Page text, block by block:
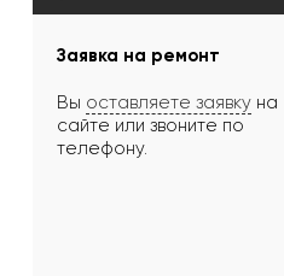
Заявка на ремонт
Вы оставляете заявку на
сайте или звоните по
телефону.